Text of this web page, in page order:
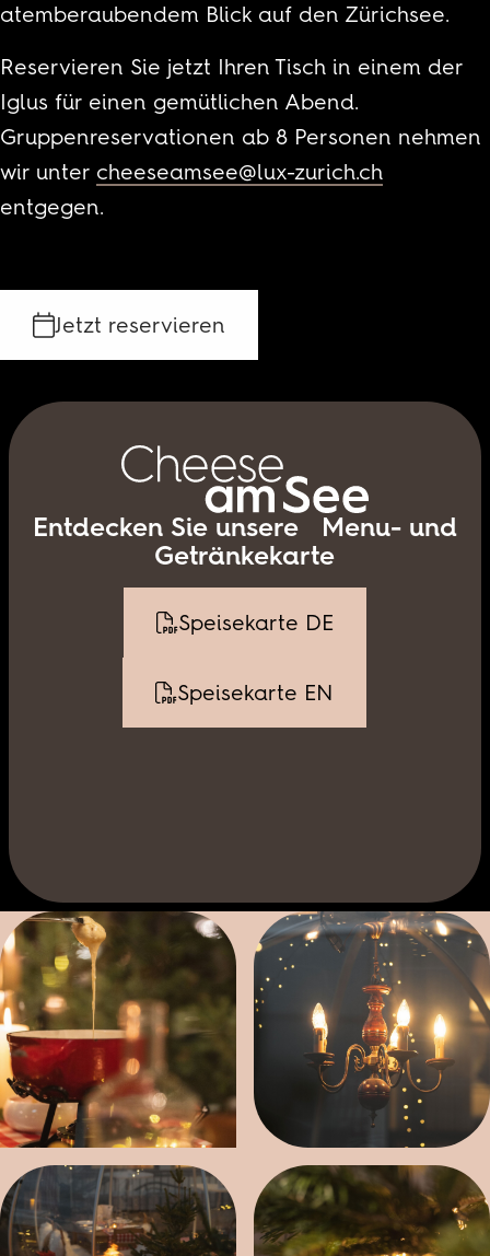
atemberaubendem Blick auf den Zürichsee.
Reservieren Sie jetzt Ihren Tisch in einem der
Iglus für einen gemütlichen Abend.
Gruppenreservationen ab 8 Personen nehmen
wir unter cheeseamsee@lux-zurich.ch
entgegen.
Jetzt reservieren
Entdecken Sie unsere Menu- und
Getränkekarte
Speisekarte DE
Speisekarte EN